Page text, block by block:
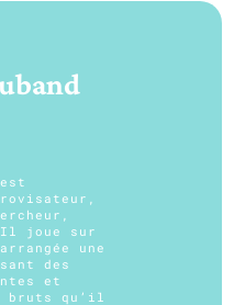
Il joue sur
une
des
et
bruts qu’il